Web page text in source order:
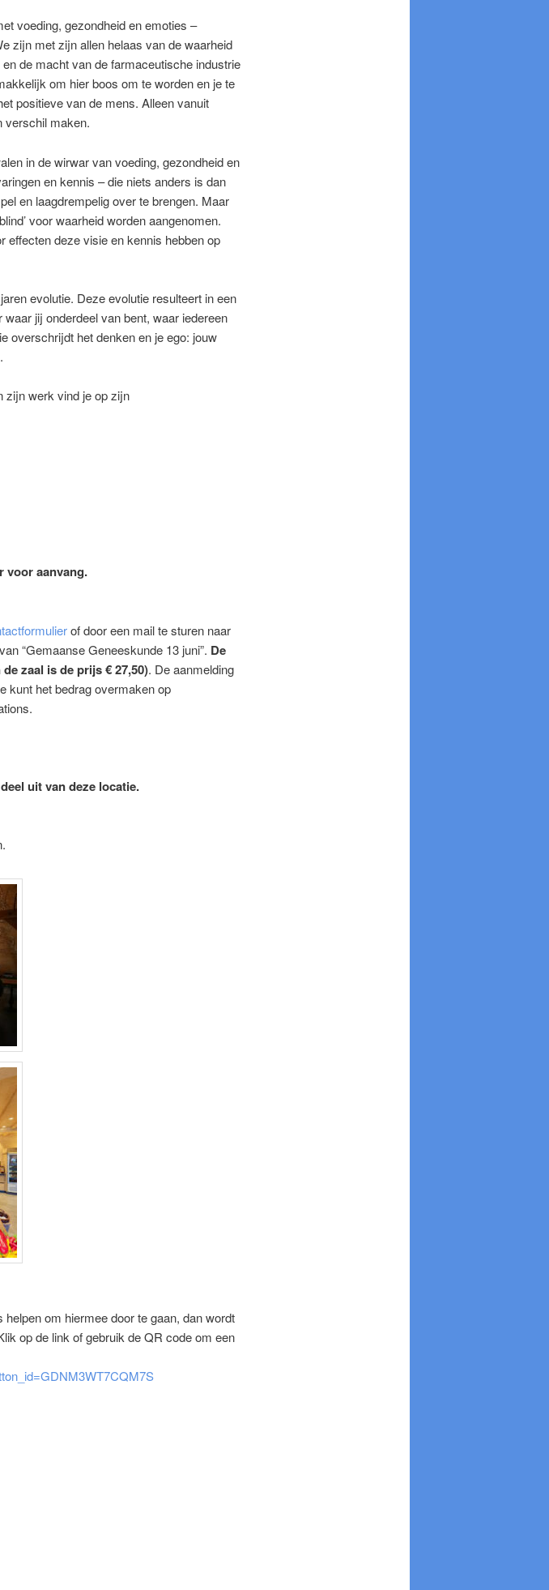
voeding, gezondheid en emoties –
zijn met zijn allen helaas van de waarheid
de macht van de farmaceutische industrie
om hier boos om te worden en je te
positieve van de mens. Alleen vanuit
verschil maken.
in de wirwar van voeding, gezondheid en
en kennis – die niets anders is dan
en laagdrempelig over te brengen. Maar
voor waarheid worden aangenomen.
effecten deze visie en kennis hebben op
evolutie. Deze evolutie resulteert in een
jij onderdeel van bent, waar iedereen
overschrijdt het denken en je ego: jouw
zijn werk vind je op zijn
voor aanvang.
of door een mail te sturen naar
“Gemaanse Geneeskunde 13 juni”. De
zaal is de prijs € 27,50). De aanmelding
kunt het bedrag overmaken op
uit van deze locatie.
om hiermee door te gaan, dan wordt
op de link of gebruik de QR code om een